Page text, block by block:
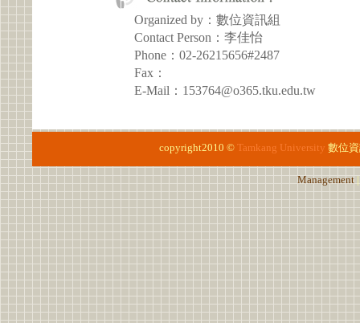
Organized by：數位資訊組
Contact Person：李佳怡
Phone：02-26215656#2487
Fax：
E-Mail：153764@o365.tku.edu.tw
copyright2010 © Tamkang University 數位
Management